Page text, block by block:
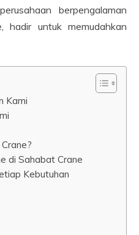
berpengalaman
hadir untuk memudahkan
Kami
di Sahabat Crane
Kebutuhan